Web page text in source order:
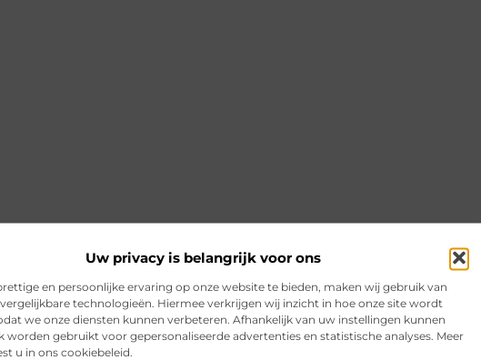
Uw privacy is belangrijk voor ons
en persoonlijke ervaring op onze website te bieden, maken wij gebruik van
technologieën. Hiermee verkrijgen wij inzicht in hoe onze site wordt
we onze diensten kunnen verbeteren. Afhankelijk van uw instellingen kunnen
worden gebruikt voor gepersonaliseerde advertenties en statistische analyses. Meer
u in ons cookiebeleid.